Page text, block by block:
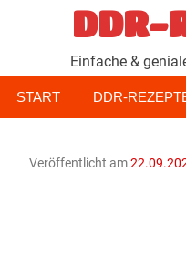
Zum
Inhalt
springen
DDR-
Einfache &
START DDR-
Veröffentlicht am